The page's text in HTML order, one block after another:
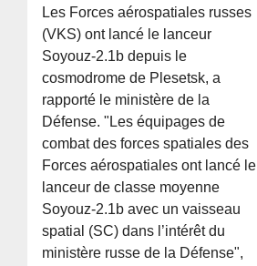
Les Forces aérospatiales russes
(VKS) ont lancé le lanceur
Soyouz-2.1b depuis le
cosmodrome de Plesetsk, a
rapporté le ministère de la
Défense. "Les équipages de
combat des forces spatiales des
Forces aérospatiales ont lancé le
lanceur de classe moyenne
Soyouz-2.1b avec un vaisseau
spatial (SC) dans l’intérêt du
ministère russe de la Défense",